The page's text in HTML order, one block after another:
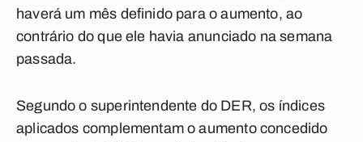
haverá um mês definido para o aumento, ao
contrário do que ele havia anunciado na semana
passada.
Segundo o superintendente do DER, os índices
aplicados complementam o aumento concedido